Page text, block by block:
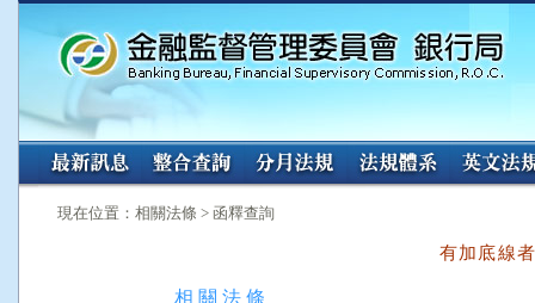
:::
現在位置：相關法條 > 函釋查詢
有加底線
相 關 法 條